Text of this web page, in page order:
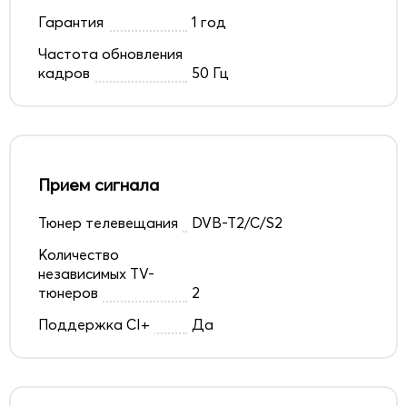
Гарантия
1 год
Частота обновления
кадров
50 Гц
Прием сигнала
Тюнер телевещания
DVB-T2/C/S2
Количество
независимых TV-
тюнеров
2
Поддержка CI+
Да